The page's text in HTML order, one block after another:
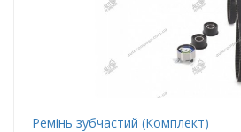
Ремінь зубчастий (Комплект)